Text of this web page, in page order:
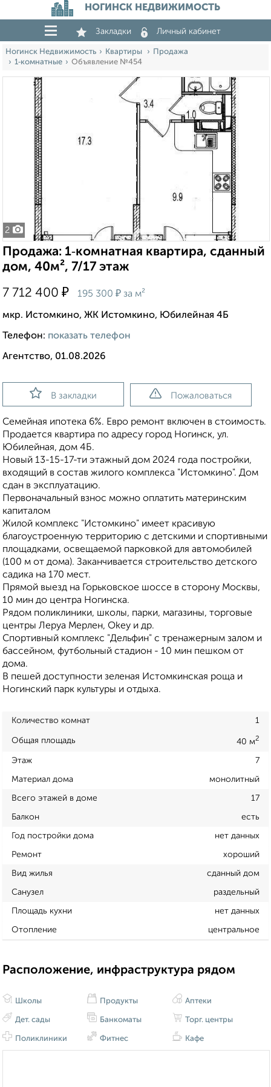
НОГИНСК НЕДВИЖИМОСТЬ
Закладки Личный кабинет
Ногинск Недвижимость Квартиры
Продажа
1‑комнатные
Объявление №454
2
Продажа: 1‑комнатная квартира, сданный
дом, 40м², 7/17 этаж
7 712 400 ₽ 195 300 ₽ за м²
мкр. Истомкино, ЖК Истомкино, Юбилейная 4Б
Телефон: показать телефон
Агентство, 01.08.2026
В закладки Пожаловаться
Семейная ипотека 6%. Евро ремонт включен в стоимость.
Продается квартира по адресу город Ногинск, ул.
Юбилейная, дом 4Б.
Новый 13-15-17-ти этажный дом 2024 года постройки,
входящий в состав жилого комплекса "Истомкино". Дом
сдан в эксплуатацию.
Первоначальный взнос можно оплатить материнским
капиталом
Жилой комплекс "Истомкино" имеет красивую
благоустроенную территорию с детскими и спортивными
площадками, освещаемой парковкой для автомобилей
(100 м от дома). Заканчивается строительство детского
садика на 170 мест.
Прямой выезд на Горьковское шоссе в сторону Москвы,
10 мин до центра Ногинска.
Рядом поликлиники, школы, парки, магазины, торговые
центры Леруа Мерлен, Okey и др.
Спортивный комплекс "Дельфин" с тренажерным залом и
бассейном, футбольный стадион - 10 мин пешком от
дома.
В пешей доступности зеленая Истомкинская роща и
Ногинский парк культуры и отдыха.
Количество комнат 1
Общая площадь 40 м2
Этаж 7
Материал дома монолитный
Всего этажей в доме 17
Балкон есть
Год постройки дома нет данных
Ремонт хороший
Вид жилья сданный дом
Санузел раздельный
Площадь кухни нет данных
Отопление центральное
Расположение, инфраструктура рядом
Школы
Дет. сады
Поликлиники
Продукты
Банкоматы
Фитнес
Аптеки
Торг. центры
Кафе